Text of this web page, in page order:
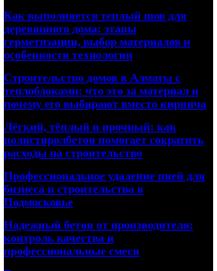
Как выполняется теплый шов для
деревянного дома: этапы
герметизации, выбор материалов и
особенности технологии
Строительство домов в Алматы с
теплоблоками: что это за материал и
почему его выбирают вместо кирпича
Лёгкий, тёплый и прочный: как
полистиролбетон помогает сократить
расходы на строительство
Профессиональное удаление пней для
бизнеса и строительства в
Подмосковье
Надежный бетон от производителя:
контроль качества и
профессиональные смеси